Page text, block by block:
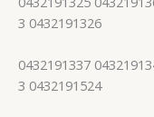
3 0432191326
0432191337
3 0432191524